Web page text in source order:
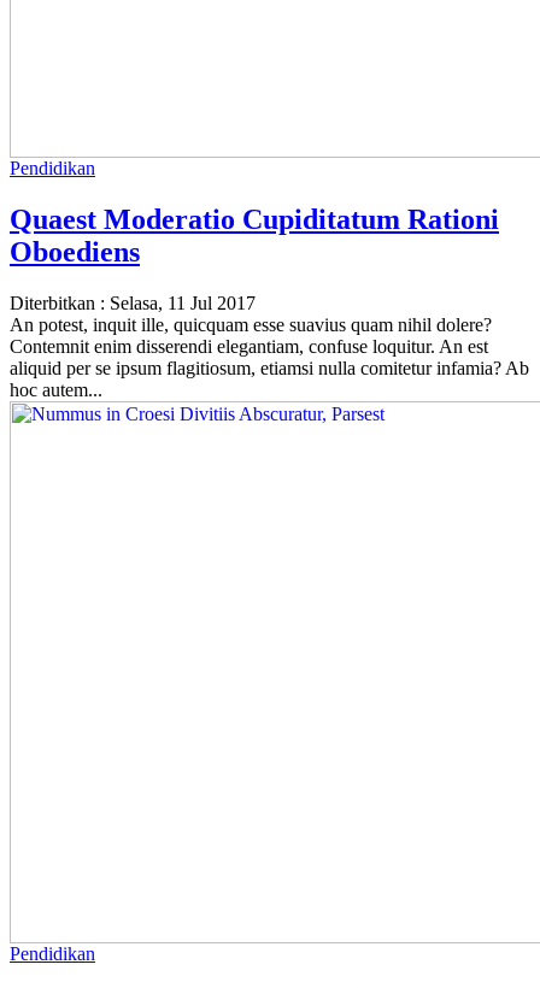
Pendidikan
Quaest Moderatio Cupiditatum Rationi
Oboediens
Diterbitkan : Selasa, 11 Jul 2017
An potest, inquit ille, quicquam esse suavius quam nihil dolere?
Contemnit enim disserendi elegantiam, confuse loquitur. An est
aliquid per se ipsum flagitiosum, etiamsi nulla comitetur infamia? Ab
hoc autem...
Pendidikan